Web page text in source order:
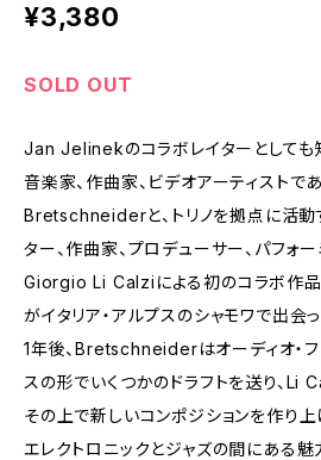
¥3,380
SOLD OUT
Jan Jelinekのコラボレイターとしても
音楽家、作曲家、ビデオアーティストで
Bretschneiderと、トリノを拠点に活動
ター、作曲家、プロデューサー、パフォ
Giorgio Li Calziによる初のコラボ作品
がイタリア・アルプスのシャモワで出会
1年後、Bretschneiderはオーディオ・フ
スの形でいくつかのドラフトを送り、Li
その上で新しいコンポジションを作り上
エレクトロニックとジャズの間にある